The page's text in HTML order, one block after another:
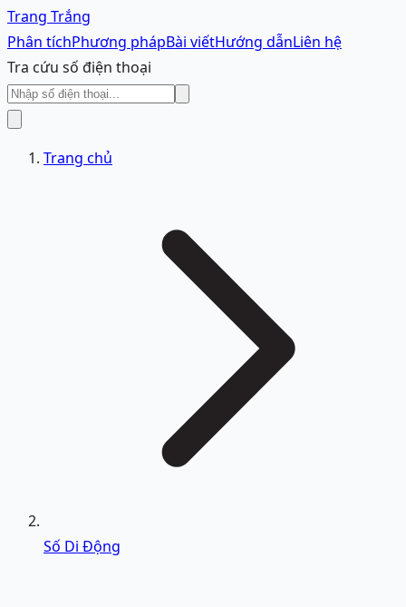
Trang Trắng
Phân tíchPhương phápBài viếtHướng dẫnLiên hệ
Tra cứu số điện thoại
Trang chủ
Số Di Động